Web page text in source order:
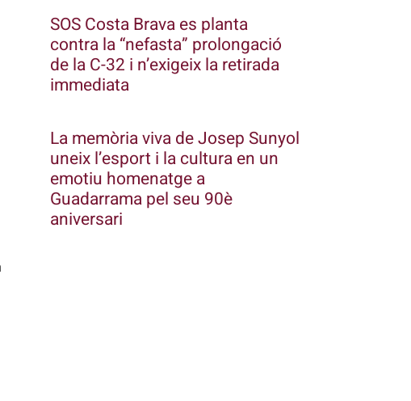
SOS Costa Brava es planta
contra la “nefasta” prolongació
de la C-32 i n’exigeix la retirada
immediata
La memòria viva de Josep Sunyol
uneix l’esport i la cultura en un
emotiu homenatge a
Guadarrama pel seu 90è
aniversari